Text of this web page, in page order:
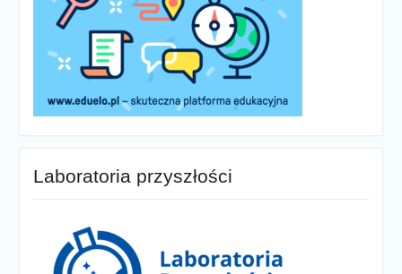
Laboratoria przyszłości